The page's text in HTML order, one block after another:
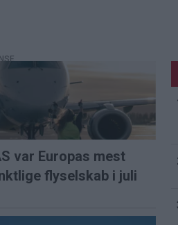
var Europas mest
flyselskab i juli